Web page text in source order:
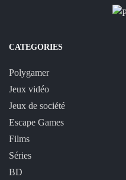
CATEGORIES
Polygamer
Jeux vidéo
Jeux de société
Escape Games
Films
Séries
BD